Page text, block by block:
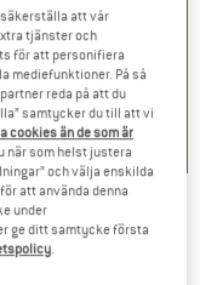
Produktgrupp
Parka
Pris
€Reducerat pris
272,96 €
0,0(0)
att vår
tjänster och
för att personifiera
mediefunktioner. På så
reda på att du
samtycker du till att vi
cookies än de som är
när som helst justera
och välja enskilda
att använda denna
under
ge ditt samtycke första
.